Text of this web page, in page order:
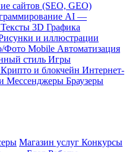
сайтов (SEO, GEO)
AI —
Тексты 3D Графика
и иллюстрации
Фото Mobile Автоматизация
стиль Игры
Крипто и блокчейн Интернет-
Мессенджеры Браузеры
Магазин услуг Конкурсы